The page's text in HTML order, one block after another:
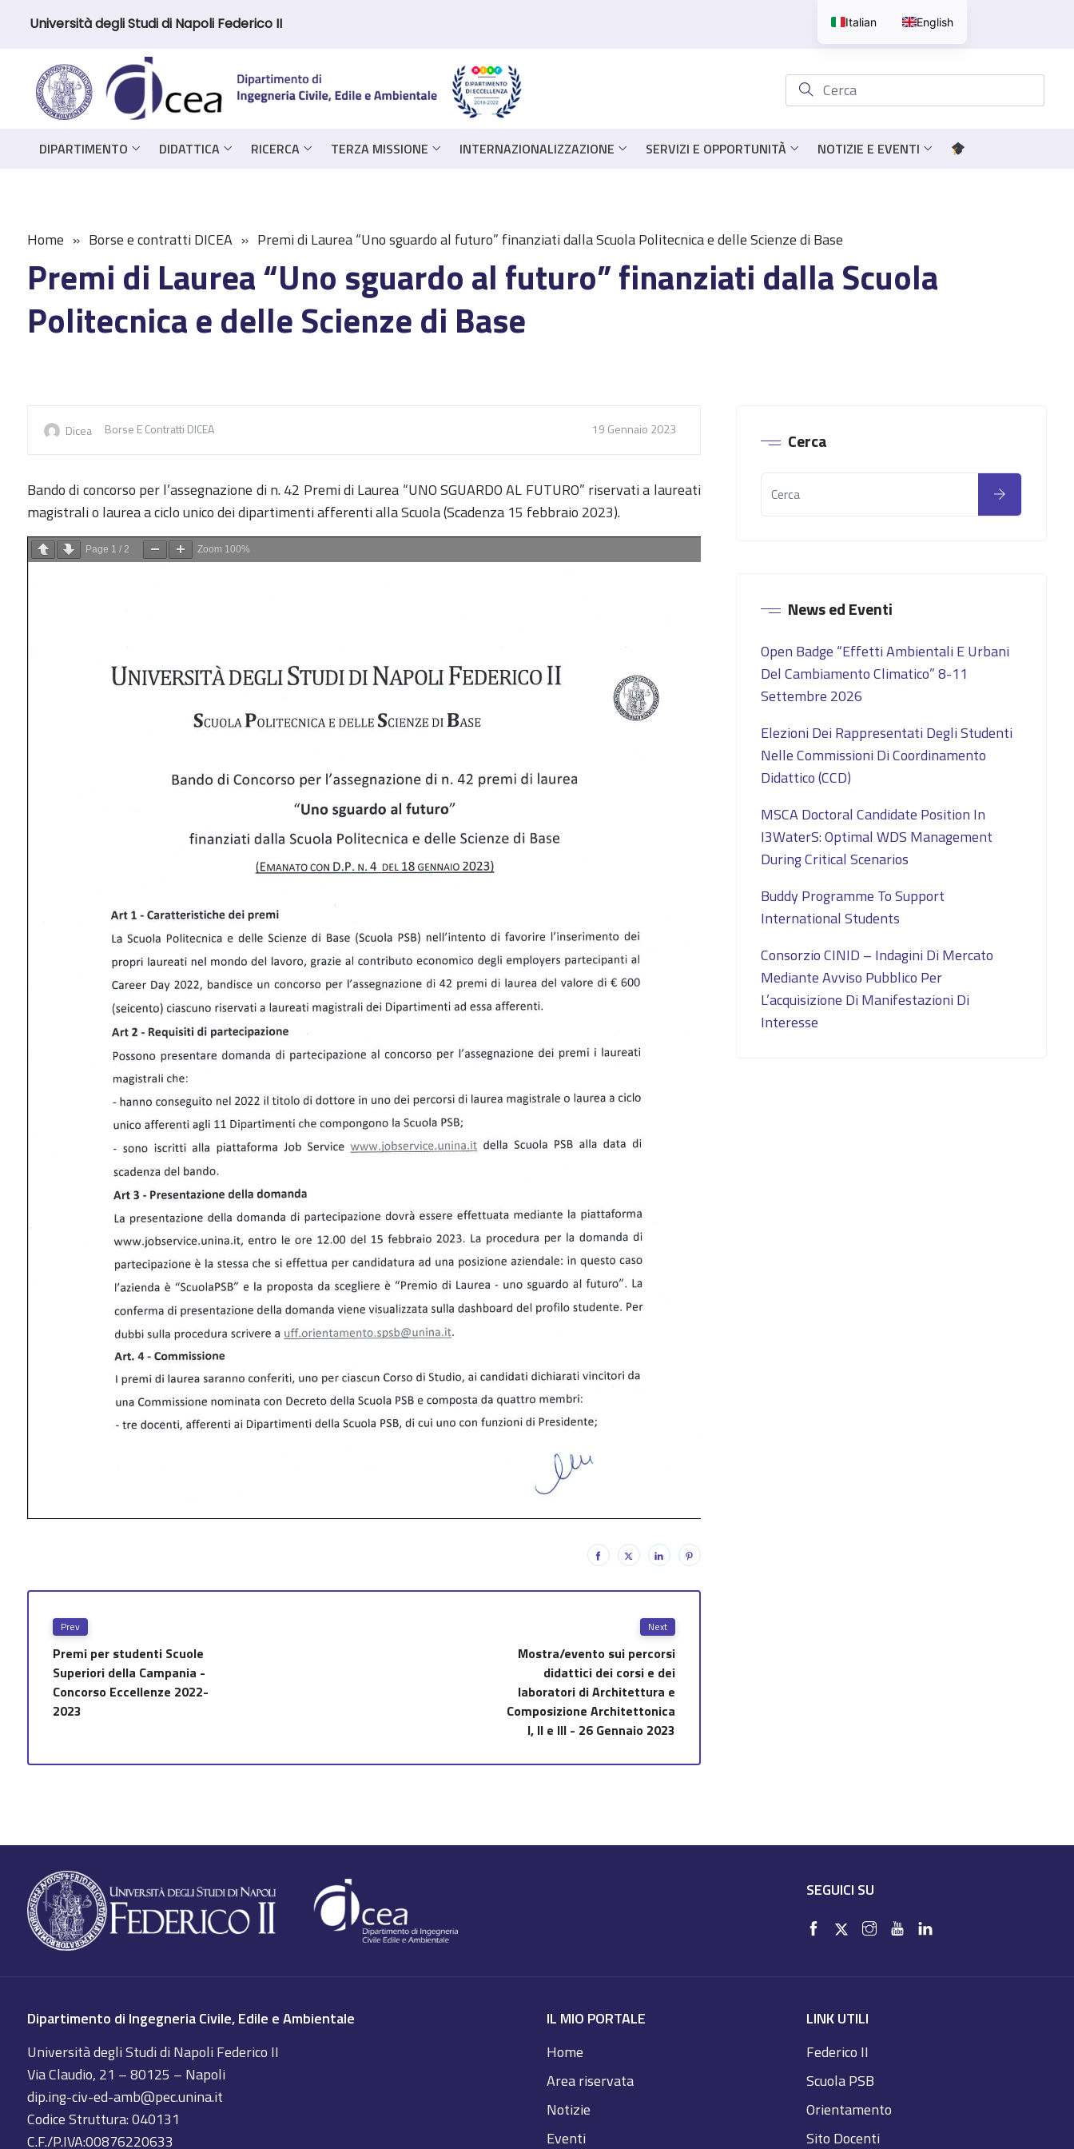
Università degli Studi di Napoli Federico II
DIPARTIMENTO DIDATTICA RICERCA TERZA MISSIONE INTERNAZIONALIZZAZIONE SERVIZI E OPPORTUNITÀ NOTIZIE E EVENTI
Home Borse e contratti DICEA Premi di Laurea “Uno sguardo al futuro” finanziati dalla Scuola Politecnica e delle Scienze di Base
Premi di Laurea “Uno sguardo al futuro” finanziati dalla Scuola
Politecnica e delle Scienze di Base
Dicea Borse E Contratti DICEA 19 Gennaio 2023
Bando di concorso per l’assegnazione di n. 42 Premi di Laurea “UNO SGUARDO AL FUTURO” riservati a laureati
magistrali o laurea a ciclo unico dei dipartimenti afferenti alla Scuola (Scadenza 15 febbraio 2023).
Page 1 / 2 Zoom 100%
Prev
Premi per studenti Scuole
Superiori della Campania -
Concorso Eccellenze 2022-
2023
Next
Mostra/evento sui percorsi
didattici dei corsi e dei
laboratori di Architettura e
Composizione Architettonica
I, II e III - 26 Gennaio 2023
Cerca
News ed Eventi
Open Badge “Effetti Ambientali E Urbani
Del Cambiamento Climatico” 8-11
Settembre 2026
Elezioni Dei Rappresentati Degli Studenti
Nelle Commissioni Di Coordinamento
Didattico (CCD)
MSCA Doctoral Candidate Position In
I3WaterS: Optimal WDS Management
During Critical Scenarios
Buddy Programme To Support
International Students
Consorzio CINID – Indagini Di Mercato
Mediante Avviso Pubblico Per
L’acquisizione Di Manifestazioni Di
Interesse
SEGUICI SU
Dipartimento di Ingegneria Civile, Edile e Ambientale
Università degli Studi di Napoli Federico II
Via Claudio, 21 – 80125 – Napoli
dip.ing-civ-ed-amb@pec.unina.it
Codice Struttura: 040131
C.F./P.IVA:00876220633
IL MIO PORTALE
Home
Area riservata
Notizie
Eventi
LINK UTILI
Federico II
Scuola PSB
Orientamento
Sito Docenti
Italian English